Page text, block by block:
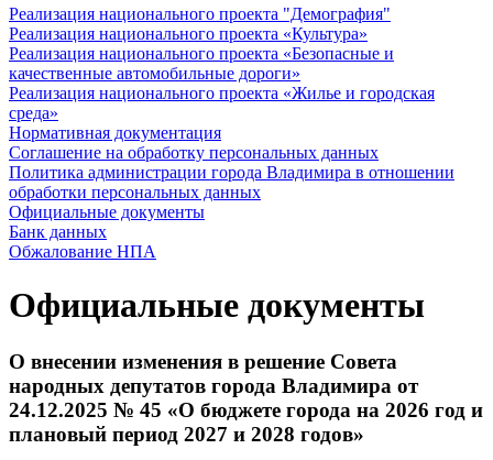
Реализация национального проекта "Демография"
Реализация национального проекта «Культура»
Реализация национального проекта «Безопасные и
качественные автомобильные дороги»
Реализация национального проекта «Жилье и городская
среда»
Нормативная документация
Соглашение на обработку персональных данных
Политика администрации города Владимира в отношении
обработки персональных данных
Официальные документы
Банк данных
Обжалование НПА
Официальные документы
О внесении изменения в решение Совета
народных депутатов города Владимира от
24.12.2025 № 45 «О бюджете города на 2026 год и
плановый период 2027 и 2028 годов»